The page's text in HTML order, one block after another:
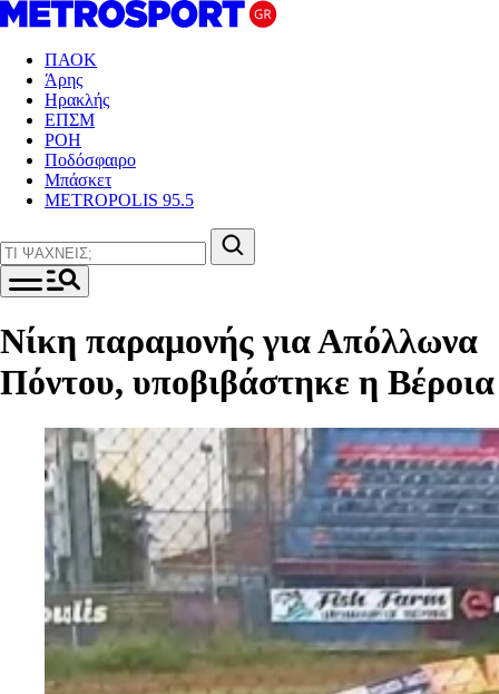
ΠΑΟΚ
Άρης
Ηρακλής
ΕΠΣΜ
ΡΟΗ
Ποδόσφαιρο
Μπάσκετ
METROPOLIS 95.5
Νίκη παραμονής για Απόλλωνα
Πόντου, υποβιβάστηκε η Βέροια